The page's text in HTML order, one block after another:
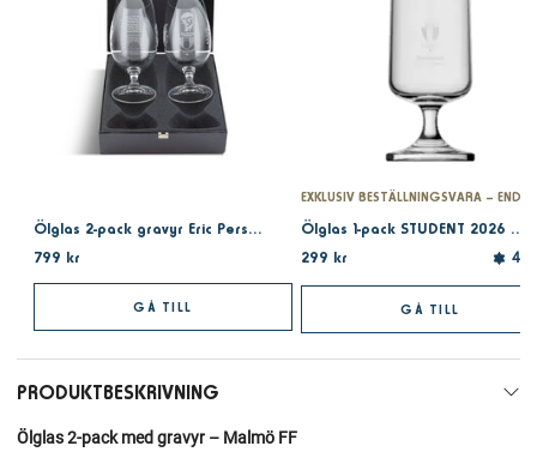
Ölglas 2-pack gravyr Eric Persson
799 kr
GÅ TILL
Ölglas 1-pack STUDENT 2026 eget namn
299 kr
4.9
GÅ TILL
PRODUKTBESKRIVNING
Ölglas 2-pack med gravyr – Malmö FF